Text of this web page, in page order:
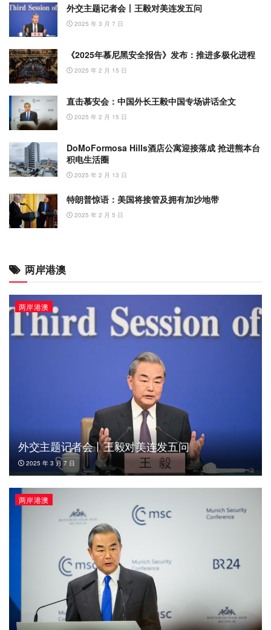
外交主题记者会丨王毅对美连发五问
2025 年 3 月 7 日
《2025年慕尼黑安全报告》发布：推进多极化进程
2025 年 2 月 15 日
直击慕安会：中国外长王毅中国专场讲话全文
2025 年 2 月 15 日
DoMoFormosa Hills酒店公寓迎接落成 抢进熊本台
积电生活圈
2025 年 2 月 13 日
特朗普惊语：美国将接管及拥有加沙地带
2025 年 2 月 5 日
两岸港澳
两岸港澳
外交主题记者会丨王毅对美连发五问
2025 年 3 月 7 日
两岸港澳